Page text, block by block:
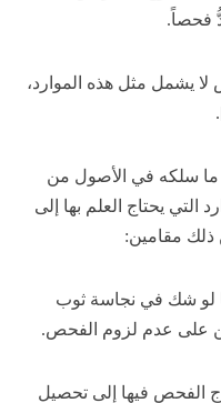
فحصاً.
يشمل مثل هذه الموارد،
ما سلكه في الأصول من
التي يحتاج العلم بها إلى
ذلك مقامين:
لو شك في نجاسة ثوب
على عدم لزوم الفحص.
الفحص فيها إلى تحصيل